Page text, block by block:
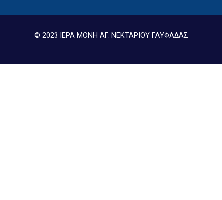
© 2023 ΙΕΡΑ ΜΟΝΗ ΑΓ. ΝΕΚΤΑΡΙΟΥ ΓΛΥΦΑΔΑΣ